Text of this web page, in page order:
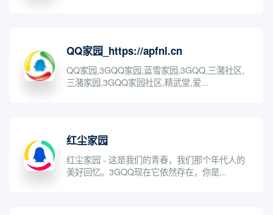
QQ家园_https://apfnl.cn
QQ家园,3GQQ家园,蓝雪家园,3GQQ,三潴社区,
三潴家园,3GQQ家园社区,精武堂,爱...
红尘家园
红尘家园 - 这是我们的青春，我们那个年代人的
美好回忆。3GQQ现在它依然存在，你是...